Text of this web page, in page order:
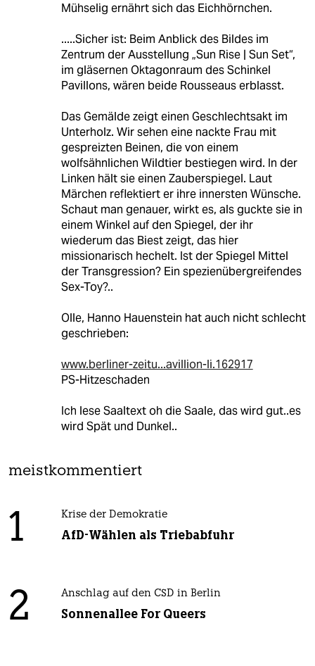
Mühselig ernährt sich das Eichhörnchen.
.....Sicher ist: Beim Anblick des Bildes im
Zentrum der Ausstellung „Sun Rise | Sun Set“,
im gläsernen Oktagonraum des Schinkel
Pavillons, wären beide Rousseaus erblasst.
Das Gemälde zeigt einen Geschlechtsakt im
Unterholz. Wir sehen eine nackte Frau mit
gespreizten Beinen, die von einem
wolfsähnlichen Wildtier bestiegen wird. In der
Linken hält sie einen Zauberspiegel. Laut
Märchen reflektiert er ihre innersten Wünsche.
Schaut man genauer, wirkt es, als guckte sie in
einem Winkel auf den Spiegel, der ihr
wiederum das Biest zeigt, das hier
missionarisch hechelt. Ist der Spiegel Mittel
der Transgression? Ein spezienübergreifendes
Sex-Toy?..
Olle, Hanno Hauenstein hat auch nicht schlecht
geschrieben:
www.berliner-zeitu...avillion-li.162917
PS-Hitzeschaden
Ich lese Saaltext oh die Saale, das wird gut..es
wird Spät und Dunkel..
meistkommentiert
1 Krise der Demokratie
AfD-Wählen als Triebabfuhr
2 Anschlag auf den CSD in Berlin
Sonnenallee For Queers